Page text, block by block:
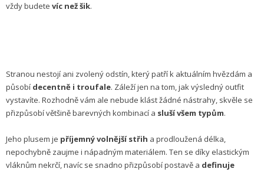
vždy budete víc než šik.
Stranou nestojí ani zvolený odstín, který patří k aktuálním hvězdám a
působí decentně i troufale. Záleží jen na tom, jak výsledný outfit
vystavíte. Rozhodně vám ale nebude klást žádné nástrahy, skvěle se
přizpůsobí většině barevných kombinací a sluší všem typům.
Jeho plusem je příjemný volnější střih a prodloužená délka,
nepochybně zaujme i nápadným materiálem. Ten se díky elastickým
vláknům nekrčí, navíc se snadno přizpůsobí postavě a definuje